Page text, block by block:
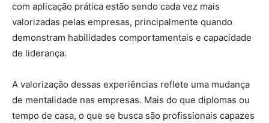
com aplicação prática estão sendo cada vez mais
valorizadas pelas empresas, principalmente quando
demonstram habilidades comportamentais e capacidade
de liderança.
A valorização dessas experiências reflete uma mudança
de mentalidade nas empresas. Mais do que diplomas ou
tempo de casa, o que se busca são profissionais capazes